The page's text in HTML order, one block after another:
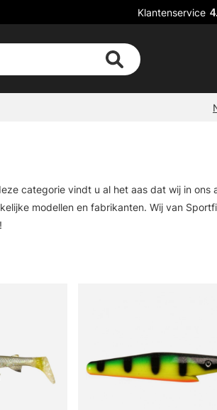
Klantenservice
categorie vindt u al het aas dat wij in ons
modellen en fabrikanten. Wij van